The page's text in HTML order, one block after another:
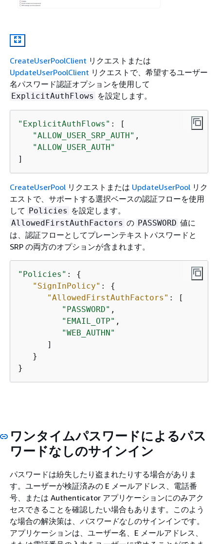
CreateUserPoolClient リクエストまたは
UpdateUserPoolClient リクエストで、希望するユーザー
名パスワード認証オプションを使用して
ExplicitAuthFlows を設定します。
"ExplicitAuthFlows" : [
"ALLOW_USER_SRP_AUTH" ,
"ALLOW_USER_AUTH"
]
CreateUserPool リクエストまたは UpdateUserPool リク
エストで、サポートする選択ベースの認証フローを使用
して
Policies を設定します。
AllowedFirstAuthFactors の PASSWORD 値に
は、認証フローとしてプレーンテキストパスワードと
SRP の両方のオプションが含まれます。
"Policies" : {
"SignInPolicy" : {
"AllowedFirstAuthFactors" : [
"PASSWORD" ,
"EMAIL_OTP" ,
"WEB_AUTHN"
      ]
   }
}
ワンタイムパスワードによるパス
ワードなしのサインイン
パスワードは紛失したり盗まれたりする場合がありま
す。ユーザーが検証済みの E メールアドレス、電話番
号、または Authenticator アプリケーションにのみアク
セスできることを確認したい場合もあります。このよう
な場合の解決策は、 パスワードなしのサインインです。
アプリケーションは、ユーザー名、E メールアドレス、